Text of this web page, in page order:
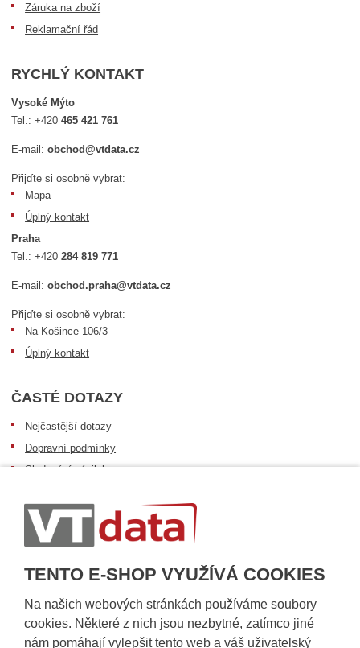
TENTO E-SHOP VYUŽÍVÁ COOKIES
Na našich webových stránkách používáme soubory
cookies. Některé z nich jsou nezbytné, zatímco jiné
nám pomáhají vylepšit tento web a váš uživatelský
Záruka na zboží
Reklamační řád
RYCHLÝ KONTAKT
Vysoké Mýto
Tel.:+420465 421 761
E-mail:obchod@vtdata.cz
Přijďte si osobně vybrat:
Mapa
Úplný kontakt
Praha
Tel.:+420284 819 771
E-mail:obchod.praha@vtdata.cz
Přijďte si osobně vybrat:
Na Košince 106/3
Úplný kontakt
ČASTÉ DOTAZY
Nejčastější dotazy
Dopravní podmínky
Sledování zásilek
Informace k dostupnosti zboží
Obecné informace